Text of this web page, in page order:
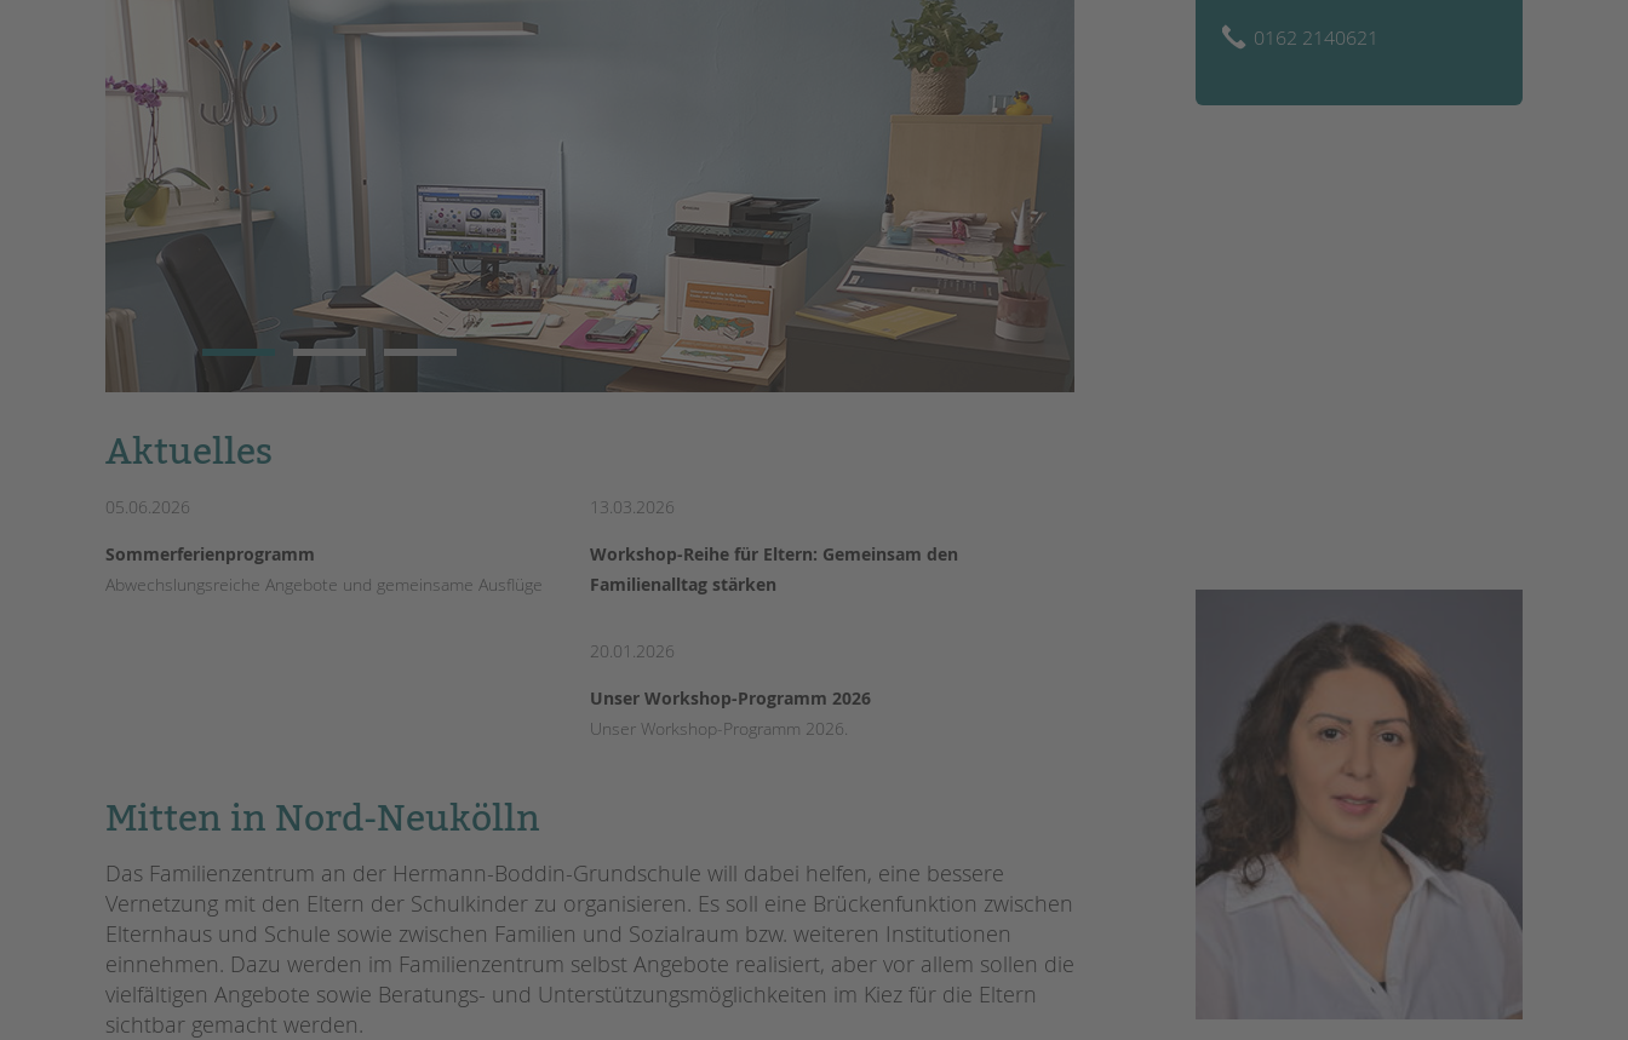
Aktuelles
05.06.2026
Sommerferienprogramm
Abwechslungsreiche Angebote und gemeinsame Ausflüge
13.03.2026
Workshop-Reihe für Eltern: Gemeinsam den
Familienalltag stärken
20.01.2026
Unser Workshop-Programm 2026
Unser Workshop-Programm 2026.
Mitten in Nord-Neukölln
Das Familienzentrum an der Hermann-Boddin-Grundschule will dabei helfen, eine bessere
Vernetzung mit den Eltern der Schulkinder zu organisieren. Es soll eine Brückenfunktion zwischen
Elternhaus und Schule sowie zwischen Familien und Sozialraum bzw. weiteren Institutionen
einnehmen. Dazu werden im Familienzentrum selbst Angebote realisiert, aber vor allem sollen die
vielfältigen Angebote sowie Beratungs- und Unterstützungsmöglichkeiten im Kiez für die Eltern
sichtbar gemacht werden.
0162 2140621